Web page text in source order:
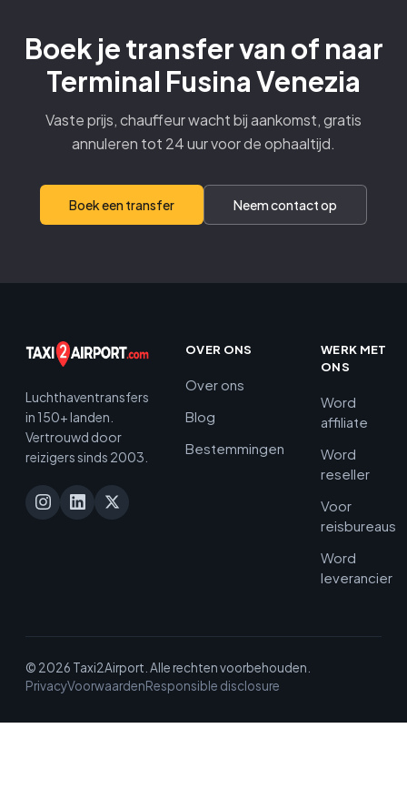
Boek je transfer van of naar
Terminal Fusina Venezia
Vaste prijs, chauffeur wacht bij aankomst, gratis
annuleren tot 24 uur voor de ophaaltijd.
Boek een transfer Neem contact op
Luchthaventransfers
in 150+ landen.
Vertrouwd door
reizigers sinds 2003.
OVER ONS
Over ons
Blog
Bestemmingen
WERK MET
ONS
Word
affiliate
Word
reseller
Voor
reisbureaus
Word
leverancier
© 2026 Taxi2Airport. Alle rechten voorbehouden.
PrivacyVoorwaardenResponsible disclosure